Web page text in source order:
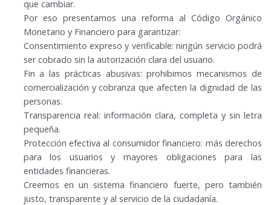
que cambiar.
Por eso presentamos una reforma al Código Orgánico
Monetario y Financiero para garantizar:
Consentimiento expreso y verificable: ningún servicio podrá
ser cobrado sin la autorización clara del usuario.
Fin a las prácticas abusivas: prohibimos mecanismos de
comercialización y cobranza que afecten la dignidad de las
personas.
Transparencia real: información clara, completa y sin letra
pequeña.
Protección efectiva al consumidor financiero: más derechos
para los usuarios y mayores obligaciones para las
entidades financieras.
Creemos en un sistema financiero fuerte, pero también
justo, transparente y al servicio de la ciudadanía.